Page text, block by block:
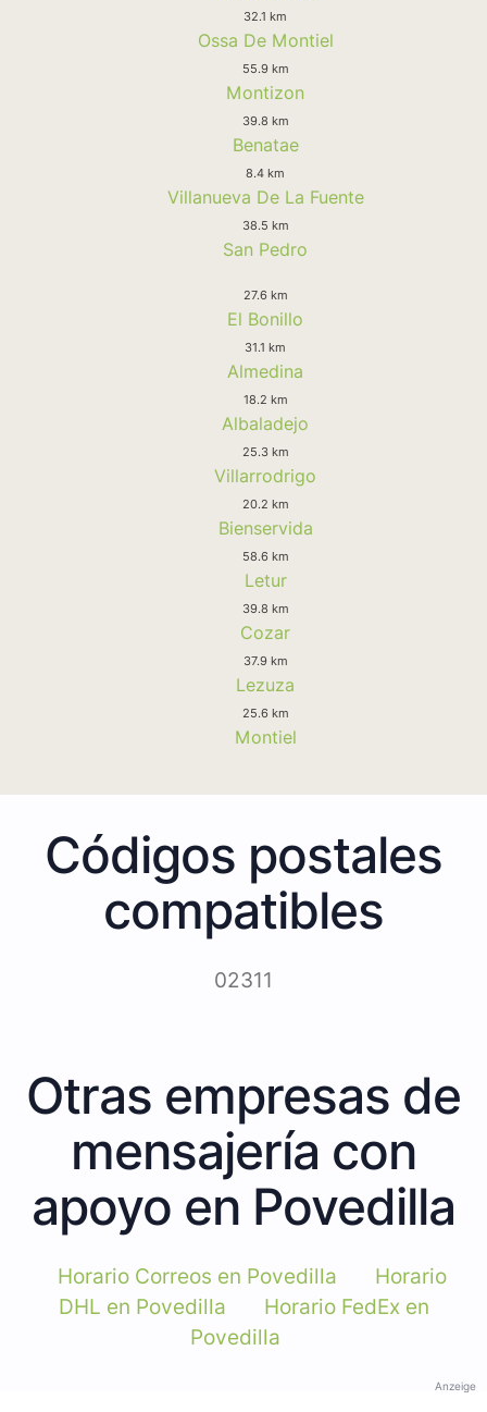
32.1 km
Ossa De Montiel
55.9 km
Montizon
39.8 km
Benatae
8.4 km
Villanueva De La Fuente
38.5 km
San Pedro
27.6 km
El Bonillo
31.1 km
Almedina
18.2 km
Albaladejo
25.3 km
Villarrodrigo
20.2 km
Bienservida
58.6 km
Letur
39.8 km
Cozar
37.9 km
Lezuza
25.6 km
Montiel
Códigos postales
compatibles
02311
Otras empresas de
mensajería con
apoyo en Povedilla
Horario Correos en Povedilla
Horario
DHL en Povedilla
Horario FedEx en
Povedilla
Anzeige